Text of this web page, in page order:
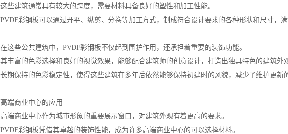
这些建筑通常具有较大的跨度，需要材料具备良好的塑性和加工性能。
PVDF彩钢板可以通过开平、纵剪、分卷等加工方式，制成符合设计要求的各种形状和尺寸，
在这些公共建筑中，PVDF彩钢板不仅起到围护作用，还承担着重要的装饰功能。
其丰富的色彩选择和良好的视觉效果，能够配合建筑师的创意设计，打造出独具特色的建筑外
长期保持的色彩稳定性，使得这些建筑在多年后依然能够保持初建时的风貌，减少了维护更新
高端商业中心的应用
高端商业中心作为城市形象的重要展示窗口，对建筑外观有着更高的要求。
PVDF彩钢板凭借其卓越的装饰性能，成为许多高端商业中心的可以选择材料。